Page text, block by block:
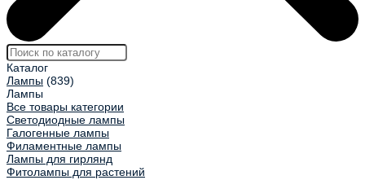
Каталог
Лампы (839)
Лампы
Все товары категории
Светодиодные лампы
Галогенные лампы
Филаментные лампы
Лампы для гирлянд
Фитолампы для растений